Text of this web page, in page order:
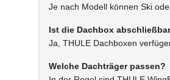
Je nach Modell können Ski
Ist die Dachbox
Ja, THULE Dachboxen
Welche Dachträger passen?